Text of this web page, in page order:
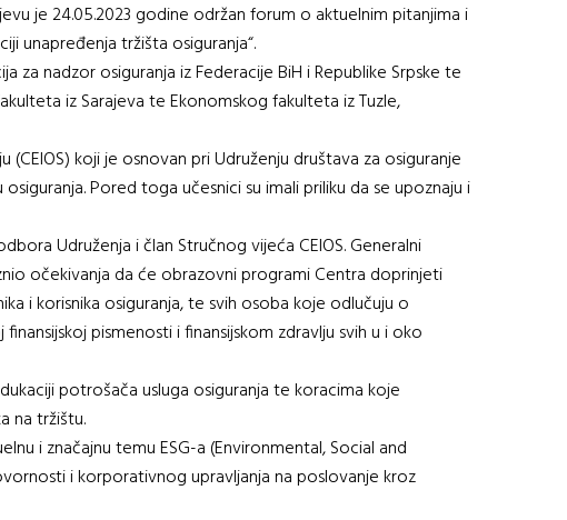
je 24.05.2023 godine održan forum o aktuelnim pitanjima i
unapređenja tržišta osiguranja“.
nadzor osiguranja iz Federacije BiH i Republike Srpske te
iz Sarajeva te Ekonomskog fakulteta iz Tuzle,
koji je osnovan pri Udruženju društava za osiguranje
Pored toga učesnici su imali priliku da se upoznaju i
Udruženja i član Stručnog vijeća CEIOS. Generalni
očekivanja da će obrazovni programi Centra doprinjeti
i korisnika osiguranja, te svih osoba koje odlučuju o
pismenosti i finansijskom zdravlju svih u i oko
potrošača usluga osiguranja te koracima koje
na tržištu.
i značajnu temu ESG-a (Environmental, Social and
i korporativnog upravljanja na poslovanje kroz